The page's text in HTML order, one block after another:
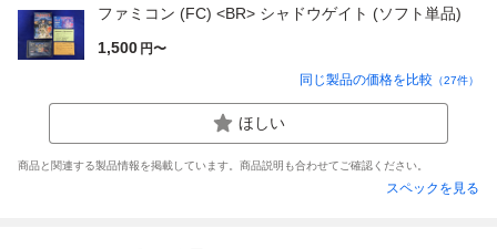
ファミコン (FC) <BR> シャドウゲイト (ソフト単品)
1,500 円〜
同じ製品の価格を比較 （27件）
ほしい
商品と関連する製品情報を掲載しています。商品説明も合わせてご確認ください。
スペックを見る